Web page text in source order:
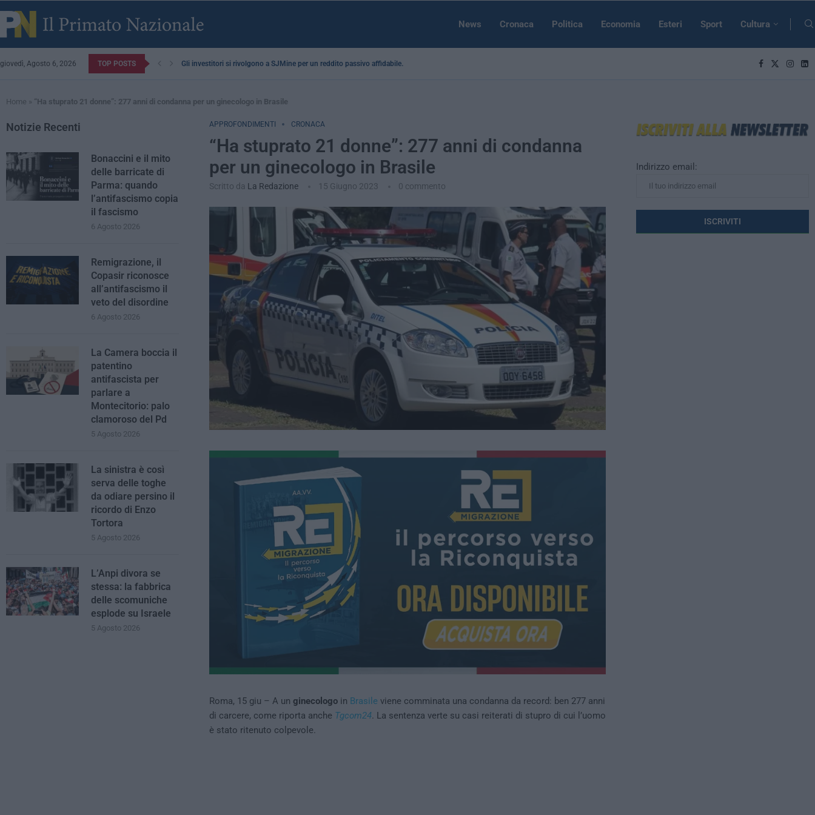
News Cronaca Politica Economia Esteri Sport Cultura
giovedì, Agosto 6, 2026 TOP POSTS Gli investitori si rivolgono a SJMine per un reddito passivo affidabile...
Home » “Ha stuprato 21 donne”: 277 anni di condanna per un ginecologo in Brasile
APPROFONDIMENTI CRONACA
“Ha stuprato 21 donne”: 277 anni di condanna
per un ginecologo in Brasile
Scritto da La Redazione 15 Giugno 2023 0 commento
Roma, 15 giu – A un ginecologoin Brasile viene comminata una condanna da record: ben 277 anni
di carcere, come riporta anche Tgcom24. La sentenza verte su casi reiterati di stupro di cui l’uomo
è stato ritenuto colpevole.
Indirizzo email:
Notizie Recenti
Bonaccini e il mito
delle barricate di
Parma: quando
l’antifascismo copia
il fascismo
6 Agosto 2026
Remigrazione, il
Copasir riconosce
all’antifascismo il
veto del disordine
6 Agosto 2026
La Camera boccia il
patentino
antifascista per
parlare a
Montecitorio: palo
clamoroso del Pd
5 Agosto 2026
La sinistra è così
serva delle toghe
da odiare persino il
ricordo di Enzo
Tortora
5 Agosto 2026
L’Anpi divora se
stessa: la fabbrica
delle scomuniche
esplode su Israele
5 Agosto 2026